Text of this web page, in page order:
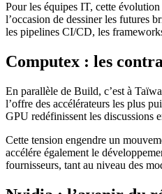
Pour les équipes IT, cette
l’occasion de dessiner les futures
les pipelines CI/CD, les
Computex : les
En parallèle de Build, c’est à
l’offre des accélérateurs les plus
GPU redéfinissent les discussions
Cette tension engendre un
accélére également le
fournisseurs, tant au niveau des